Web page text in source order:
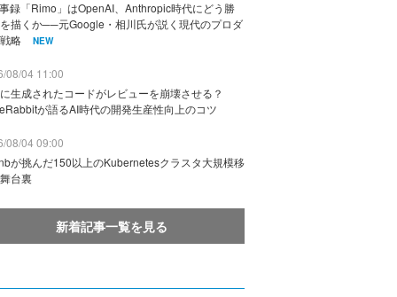
録「Rimo」はOpenAI、Anthropic時代にどう勝
描くか──元Google・相川氏が説く現代のプロダ
略
NEW
08/04 11:00
生成されたコードがレビューを崩壊させる？
が語るAI時代の開発生産性向上のコツ
08/04 09:00
が挑んだ150以上のKubernetesクラスタ大規模移
台裏
新着記事一覧を見る